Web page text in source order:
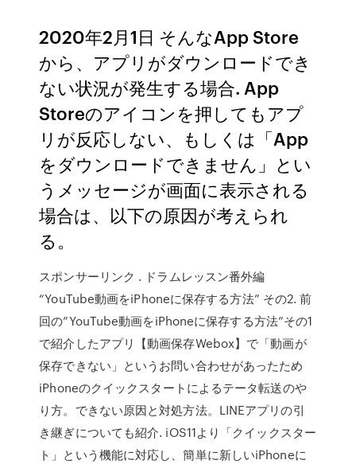
2020年2月1日 そんなApp Store
から、アプリがダウンロードでき
ない状況が発生する場合. App
Storeのアイコンを押してもアプ
リが反応しない、もしくは「App
をダウンロードできません」とい
うメッセージが画面に表示される
場合は、以下の原因が考えられ
る。
スポンサーリンク . ドラムレッスン番外編
“YouTube動画をiPhoneに保存する方法” その2. 前
回の”YouTube動画をiPhoneに保存する方法”その1
で紹介したアプリ【動画保存Webox】で「動画が
保存できない」というお問い合わせがあったため
iPhoneのクイックスタートによるテータ転送のや
り方。できない原因と対処方法。LINEアプリの引
き継ぎについても紹介. iOS11より「クイックスター
ト」という機能に対応し、簡単に新しいiPhoneに